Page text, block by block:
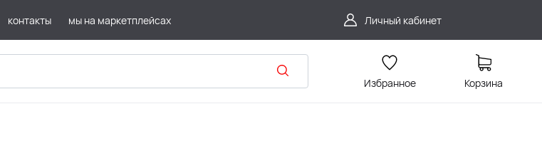
контакты мы на маркетплейсах Личный кабинет
Избранное Корзина